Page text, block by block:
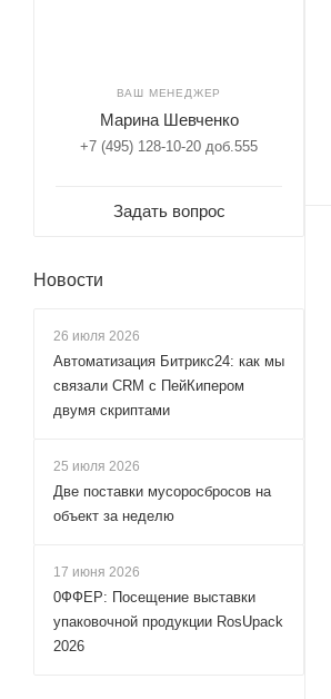
ВАШ МЕНЕДЖЕР
Марина Шевченко
+7 (495) 128-10-20 доб.555
Задать вопрос
Новости
26 июля 2026
Автоматизация Битрикс24: как мы
связали CRM с ПейКипером
двумя скриптами
25 июля 2026
Две поставки мусоросбросов на
объект за неделю
17 июня 2026
0ФФЕР: Посещение выставки
упаковочной продукции RosUpack
2026